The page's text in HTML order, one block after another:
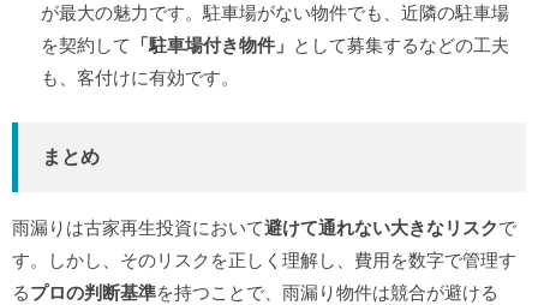
が最大の魅力です。駐車場がない物件でも、近隣の駐車場
を契約して
「駐車場付き物件」 として募集するなどの工夫
も、客付けに有効です。
まとめ
雨漏りは古家再生投資において避けて通れない大きなリスクで
す。しかし、そのリスクを正しく理解し、費用を数字で管理す
るプロの判断基準を持つことで、雨漏り物件は競合が避ける